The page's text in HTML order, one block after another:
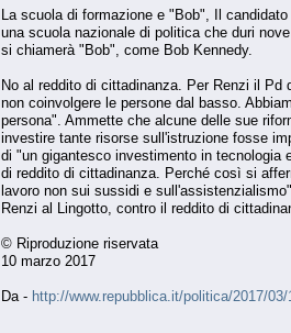
La scuola di formazione e "Bob", Il
una scuola nazionale di politica che duri
si chiamerà "Bob", come Bob Kennedy.
No al reddito di cittadinanza. Per Renzi il
non coinvolgere le persone dal basso.
persona". Ammette che alcune delle sue
investire tante risorse sull'istruzione fosse
di "un gigantesco investimento in tecnologia
di reddito di cittadinanza. Perché così si
lavoro non sui sussidi e
Renzi al Lingotto, contro il reddito di
© Riproduzione riservata
10 marzo 2017
Da - http://www.repubblica.it/politica/2017/